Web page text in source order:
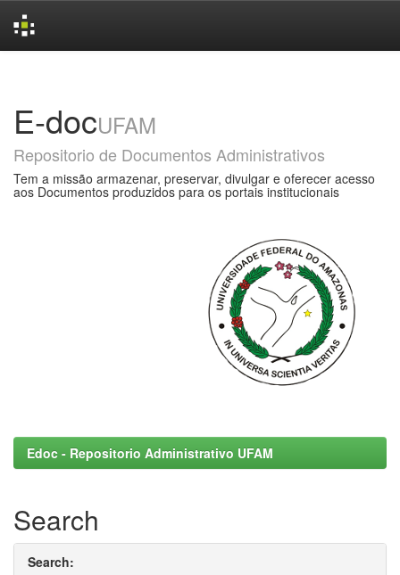
E-docUFAM
Repositorio de Documentos Administrativos
Tem a missão armazenar, preservar, divulgar e oferecer acesso
aos Documentos produzidos para os portais institucionais
Edoc - Repositorio Administrativo UFAM
Search
Search: